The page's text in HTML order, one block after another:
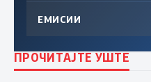
ЕМИСИИ
ПРОЧИТАЈТЕ УШТЕ